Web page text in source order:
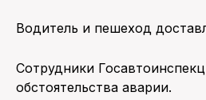
Водитель и пешеход
Сотрудники
обстоятельства аварии.